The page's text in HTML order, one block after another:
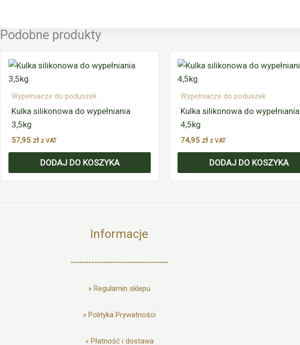
Podobne produkty
Wypełniacze do poduszek
Kulka silikonowa do wypełniania
3,5kg
57,95 zł z VAT
DODAJ DO KOSZYKA
Wypełniacze do poduszek
Kulka silikonowa do wypełniania
4,5kg
74,95 zł z VAT
DODAJ DO KOSZYKA
Informacje
---------------------------------
»Regulamin sklepu
»Polityka Prywatności
» Płatność i dostawa